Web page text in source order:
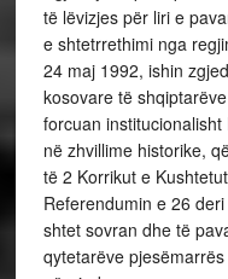
të lëvizjes për liri e
e shtetrrethimi nga
24 maj 1992, ishin
kosovare të
forcuan
në zhvillime historike,
të 2 Korrikut e
Referendumin e 26
shtet sovran dhe të
qytetarëve